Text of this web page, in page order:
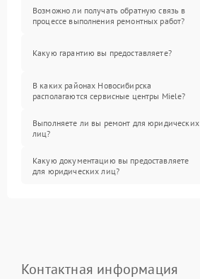
Возможно ли получать обратную связь в
процессе выполнения ремонтных работ?
Какую гарантию вы предоставляете?
В каких районах Новосибирска
располагаются сервисные центры Miele?
Выполняете ли вы ремонт для юридических
лиц?
Какую документацию вы предоставляете
для юридических лиц?
Контактная информация